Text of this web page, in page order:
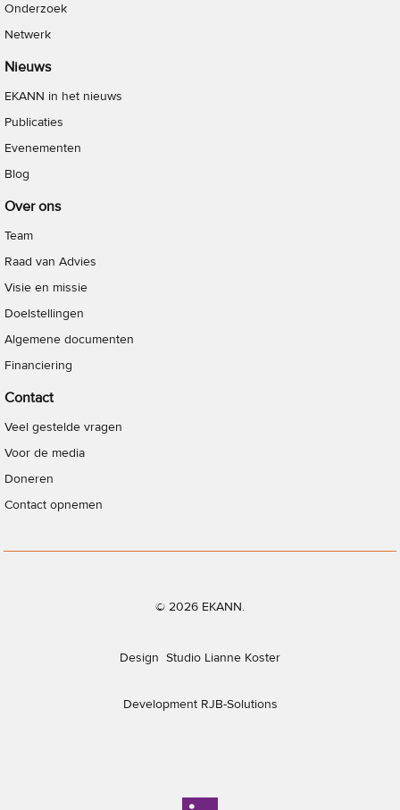
Onderzoek
Netwerk
Nieuws
EKANN in het nieuws
Publicaties
Evenementen
Blog
Over ons
Team
Raad van Advies
Visie en missie
Doelstellingen
Algemene documenten
Financiering
Contact
Veel gestelde vragen
Voor de media
Doneren
Contact opnemen
© 2026 EKANN.
Design Studio Lianne Koster
Development RJB-Solutions